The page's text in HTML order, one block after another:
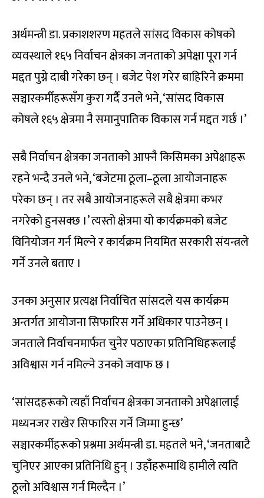
अर्थमन्त्री डा. प्रकाशशरण महतले सांसद विकास कोषको
व्यवस्थाले १६५ निर्वाचन क्षेत्रका जनताको अपेक्षा पूरा गर्न
मद्दत पुग्ने दाबी गरेका छन् । बजेट पेश गरेर बाहिरिने क्रममा
सञ्चारकर्मीहरूसँग कुरा गर्दै उनले भने, ‘सांसद विकास
कोषले १६५ क्षेत्रमा नै समानुपातिक विकास गर्न मद्दत गर्छ ।’
सबै निर्वाचन क्षेत्रका जनताको आफ्नै किसिमका अपेक्षाहरू
रहने भन्दै उनले भने, ‘बजेटमा ठूला–ठूला आयोजनाहरू
परेका छन् । तर सबै आयोजनाहरूले सबै क्षेत्रमा कभर
नगरेको हुनसक्छ ।’ त्यस्तो क्षेत्रमा यो कार्यक्रमको बजेट
विनियोजन गर्न मिल्ने र कार्यक्रम नियमित सरकारी संयन्त्रले
गर्ने उनले बताए ।
उनका अनुसार प्रत्यक्ष निर्वाचित सांसदले यस कार्यक्रम
अन्तर्गत आयोजना सिफारिस गर्ने अधिकार पाउनेछन् ।
जनताले निर्वाचनमार्फत चुनेर पठाएका प्रतिनिधिहरूलाई
अविश्वास गर्न नमिल्ने उनको जवाफ छ ।
‘सांसदहरूको त्यहाँ निर्वाचन क्षेत्रका जनताको अपेक्षालाई
मध्यनजर राखेर सिफारिस गर्ने जिम्मा हुन्छ’
सञ्चारकर्मीहरूको प्रश्नमा अर्थमन्त्री डा. महतले भने, ‘जनताबाटै
चुनिएर आएका प्रतिनिधि हुन् । उहाँहरूमाथि हामीले त्यति
ठूलो अविश्वास गर्न मिल्दैन ।’